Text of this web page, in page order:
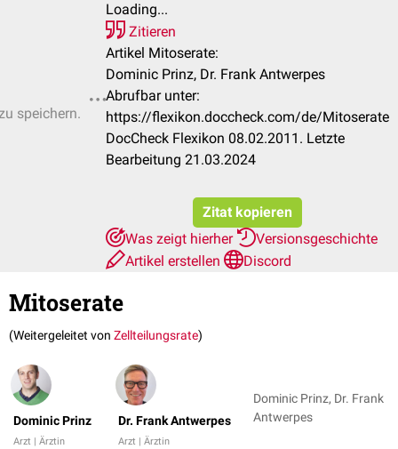
speichern.
Loading...
Zitieren
Artikel Mitoserate:
Dominic Prinz, Dr. Frank Antwerpes
Abrufbar unter:
https://flexikon.doccheck.com/de/Mitoserate
DocCheck Flexikon 08.02.2011. Letzte
Bearbeitung 21.03.2024
Zitat kopieren
Was zeigt hierher
Versionsgeschichte
Artikel erstellen
Discord
Mitoserate
(Weitergeleitet von Zellteilungsrate)
Dominic Prinz
Arzt | Ärztin
Dr. Frank Antwerpes
Arzt | Ärztin
Dominic Prinz, Dr. Frank
Antwerpes